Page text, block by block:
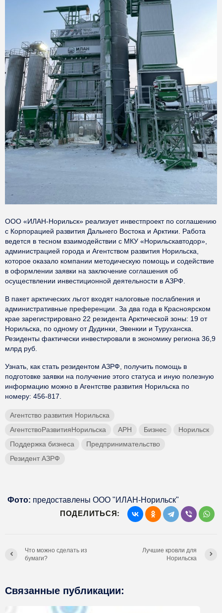
ООО «ИЛАН-Норильск» реализует инвестпроект по соглашению
с Корпорацией развития Дальнего Востока и Арктики. Работа
ведется в тесном взаимодействии с МКУ «Норильскавтодор»,
администрацией города и Агентством развития Норильска,
которое оказало компании методическую помощь и содействие
в оформлении заявки на заключение соглашения об
осуществлении инвестиционной деятельности в АЗРФ.
В пакет арктических льгот входят налоговые послабления и
административные преференции. За два года в Красноярском
крае зарегистрировано 22 резидента Арктической зоны: 19 от
Норильска, по одному от Дудинки, Эвенкии и Туруханска.
Резиденты фактически инвестировали в экономику региона 36,9
млрд руб.
Узнать, как стать резидентом АЗРФ, получить помощь в
подготовке заявки на получение этого статуса и иную полезную
информацию можно в Агентстве развития Норильска по
номеру: 456-817.
Агентство развития Норильска
АгентствоРазвитияНорильска
АРН Бизнес
Норильск
Поддержка бизнеса
Предпринимательство
Резидент АЗРФ
Фото: предоставлены ООО "ИЛАН-Норильск"
ПОДЕЛИТЬСЯ:
Что можно сделать из
бумаги?
Лучшие кровли для
Норильска
Связанные публикации: